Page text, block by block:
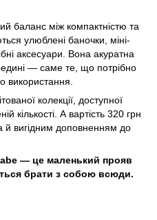
баланс між компактністю та
улюблені баночки, міні-
аксесуари. Вона акуратна
— саме те, що потрібно
використання.
колекції, доступної
кількості. А вартість 320 грн
й вигідним доповненням до
— це маленький прояв
брати з собою всюди.